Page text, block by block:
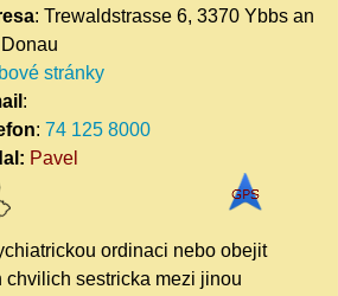
: Trewaldstrasse 6, 3370 Ybbs an
stránky
:
: 74 125 8000
Pavel
ordinaci nebo obejit
chvilich sestricka mezi jinou